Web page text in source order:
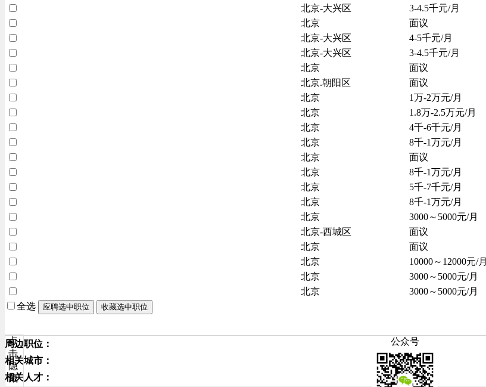
北京-大兴区
3-4.5千元/月
北京
面议
北京-大兴区
4-5千元/月
北京-大兴区
3-4.5千元/月
北京
面议
北京.朝阳区
面议
北京
1万-2万元/月
北京
1.8万-2.5万元/月
北京
4千-6千元/月
北京
8千-1万元/月
北京
面议
北京
8千-1万元/月
北京
5千-7千元/月
北京
8千-1万元/月
北京
3000～5000元/月
北京-西城区
面议
北京
面议
北京
10000～12000元/月
北京
3000～5000元/月
北京
3000～5000元/月
全选
应聘选中职位 收藏选中职位
周边职位：
相关城市：
相关人才：
点
击
隐
藏
公众号